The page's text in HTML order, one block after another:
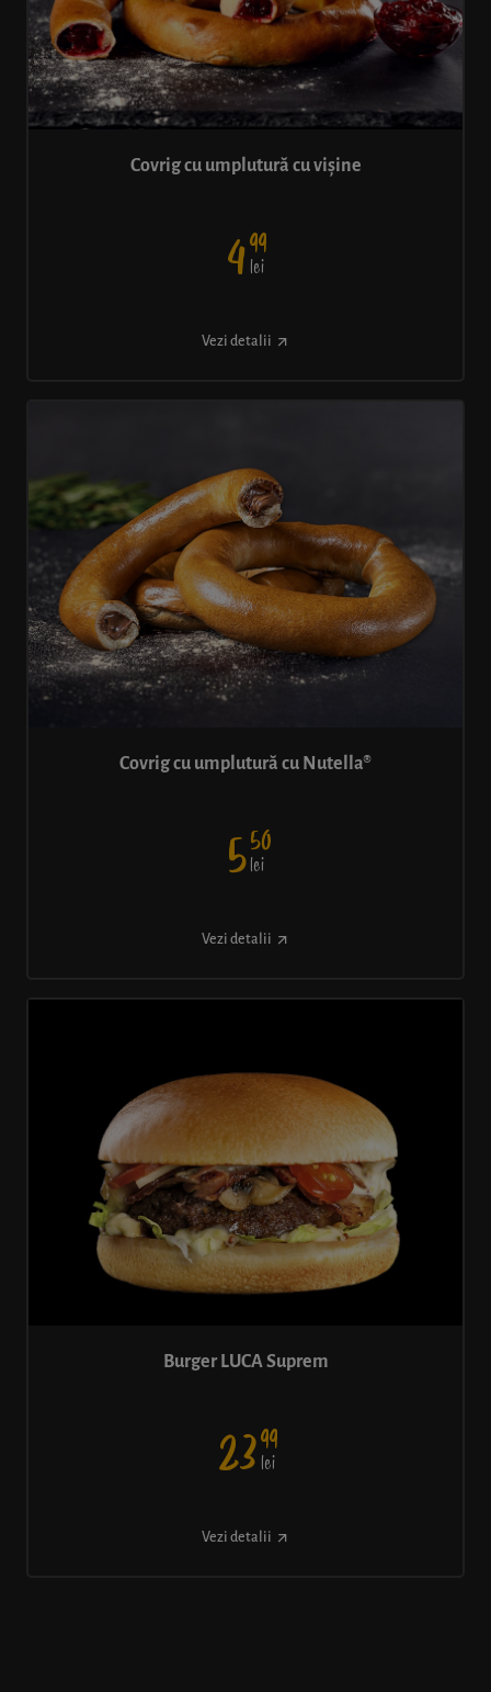
Covrig cu umplutură cu vișine
499
lei
Vezi detalii
Covrig cu umplutură cu Nutella®
550
lei
Vezi detalii
Burger LUCA Suprem
2399
lei
Vezi detalii